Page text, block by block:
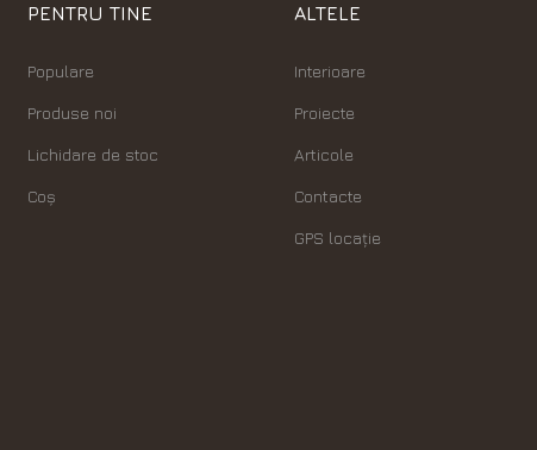
PENTRU TINE
Populare
Produse noi
Lichidare de stoc
Coș
ALTELE
Interioare
Proiecte
Articole
Contacte
GPS locație